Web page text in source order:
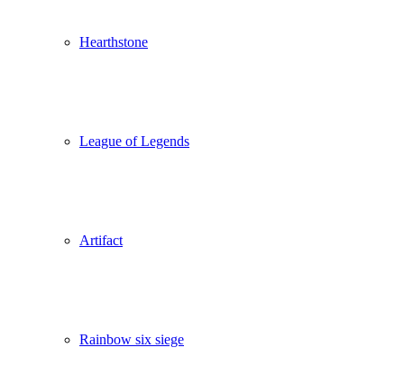
Hearthstone
League of Legends
Artifact
Rainbow six siege